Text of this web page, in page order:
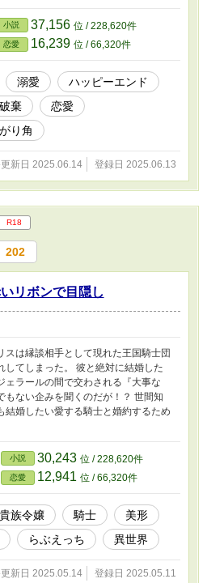
小説 37,156 位 / 228,620件
恋愛 16,239 位 / 66,320件
溺愛
ハッピーエンド
棄
恋愛
り角
新日 2025.06.14 登録日 2025.06.13
R18
202
リボンで目隠し
スは縁談相手として現れた王国騎士団
してしまった。 彼と絶対に結婚した
ェラールの間で交わされる『大事な
もない企みを聞くのだが！？ 世間知
結婚したい愛する騎士と婚約するため
小説 30,243 位 / 228,620件
恋愛 12,941 位 / 66,320件
貴族令嬢 騎士
美形
らぶえっち 異世界
新日 2025.05.14 登録日 2025.05.11